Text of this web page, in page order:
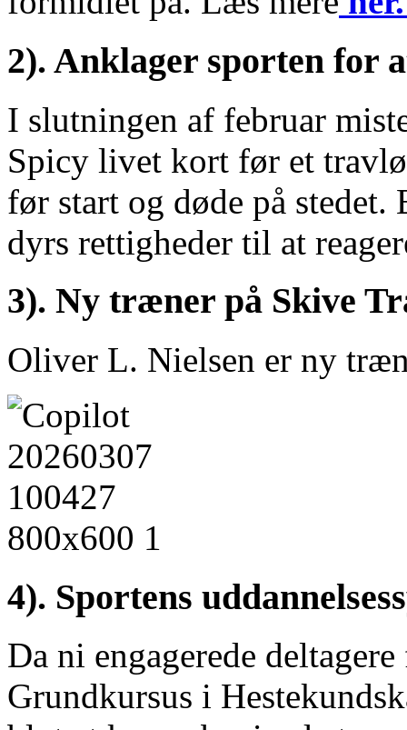
2). Anklager sporten for
I slutningen af februar
Spicy livet kort før et
før start og døde på
dyrs rettigheder til at
3). Ny træner på Skive
Oliver L. Nielsen er ny
4). Sportens
Da ni engagerede
Grundkursus i